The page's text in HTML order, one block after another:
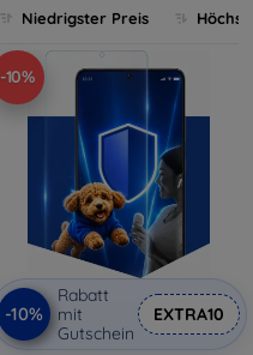
Niedrigster Preis
-10%
-10%
Rabatt
mit
Gutschein
EXTRA10